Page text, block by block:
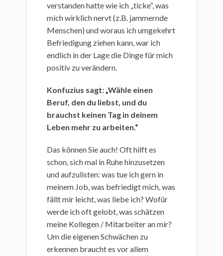
verstanden hatte wie ich „ticke“, was
mich wirklich nervt (z.B. jammernde
Menschen) und woraus ich umgekehrt
Befriedigung ziehen kann, war ich
endlich in der Lage die Dinge für mich
positiv zu verändern.
Konfuzius sagt: „Wähle einen
Beruf, den du liebst, und du
brauchst keinen Tag in deinem
Leben mehr zu arbeiten.“
Das können Sie auch! Oft hilft es
schon, sich mal in Ruhe hinzusetzen
und aufzulisten: was tue ich gern in
meinem Job, was befriedigt mich, was
fällt mir leicht, was liebe ich? Wofür
werde ich oft gelobt, was schätzen
meine Kollegen / Mitarbeiter an mir?
Um die eigenen Schwächen zu
erkennen braucht es vor allem